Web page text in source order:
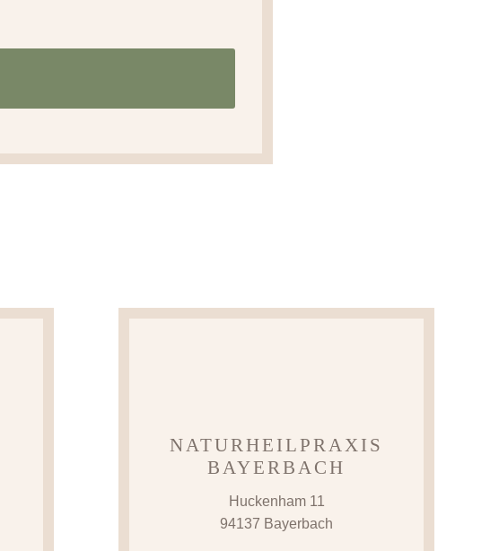
NATURHEILPRAXIS
BAYERBACH
Huckenham 11
94137 Bayerbach